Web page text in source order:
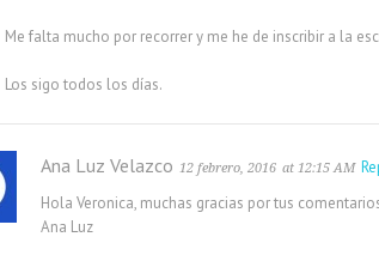
Me falta mucho por recorrer y me he de inscribir a la
Los sigo todos los días.
Ana Luz Velazco 12 febrero, 2016 at 12:15 AM
Hola Veronica, muchas gracias por tus
Ana Luz